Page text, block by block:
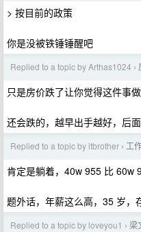
> 按目前的政策
你是没被铁锤锤醒吧
Replied to a topic by Arthas1024 ›
只是房价跌了让你觉得这件事
还会跌的，越早出手越好，后
Replied to a topic by itbrother › 工
肯定是躺着，40w 955 比 60w
题外话，年薪这么高，35 岁，
Replied to a topic by loveyou1 › 梁